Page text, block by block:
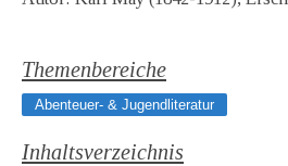
Themenbereiche
Abenteuer- & Jugendliteratur
Inhaltsverzeichnis